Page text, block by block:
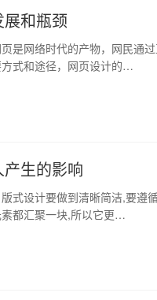
和瓶颈
网络时代的产物，网民通过
式和途径，网页设计的…
生的影响
设计要做到清晰简洁,要遵
都汇聚一块,所以它更…